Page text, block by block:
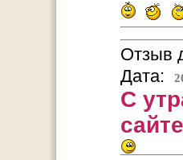
Отзыв
Дата:
С